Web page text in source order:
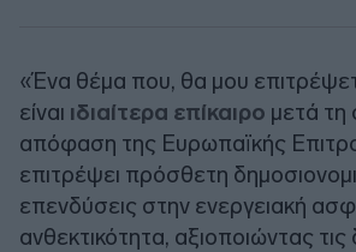
«Ένα θέμα που, θα μου
είναι ιδιαίτερα επίκαιρο μετά τη
απόφαση της Ευρωπαϊκής
επιτρέψει πρόσθετη
επενδύσεις στην ενεργειακή
ανθεκτικότητα, αξιοποιώντας